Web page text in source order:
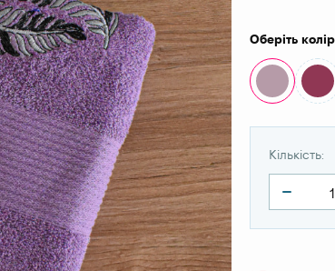
Оберіть
Кількість: